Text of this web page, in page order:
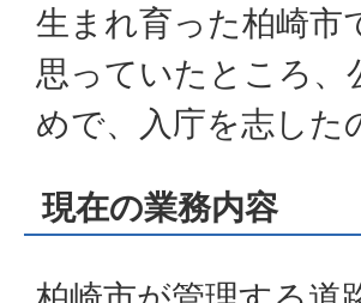
生まれ育った柏崎市
思っていたところ、
めで、入庁を志し
現在の業務内容